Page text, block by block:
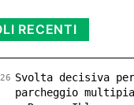
RECENTI
Svolta decisiva
parcheggio